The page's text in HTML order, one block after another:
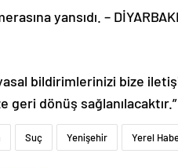
yansıdı. –
bildirimlerinizi bize
dönüş sağlanılacaktır.”
Suç Yenişehir Yerel